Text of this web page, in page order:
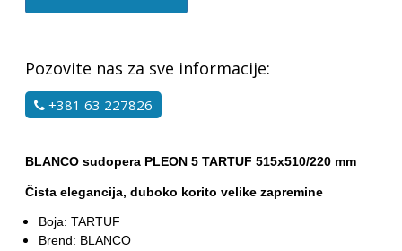
Pozovite nas za sve informacije:
+381 63 227826
BLANCO sudopera PLEON 5 TARTUF 515x510/220 mm
Čista elegancija, duboko korito velike zapremine
Boja: TARTUF
Brend: BLANCO